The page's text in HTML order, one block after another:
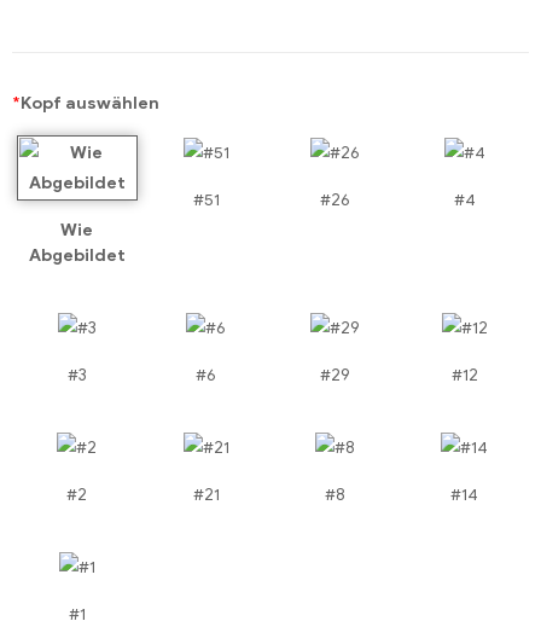
*Kopf auswählen
Wie
Abgebildet
#51 #26 #4
#3 #6 #29 #12
#2 #21 #8 #14
#1